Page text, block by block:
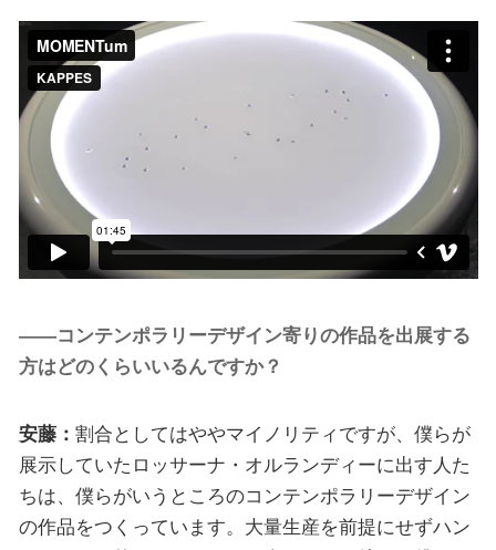
――コンテンポラリーデザイン寄りの作品を出展する
方はどのくらいいるんですか？
安藤： 割合としてはややマイノリティですが、僕らが
展示していたロッサーナ・オルランディーに出す人た
ちは、僕らがいうところのコンテンポラリーデザイン
の作品をつくっています。大量生産を前提にせずハン